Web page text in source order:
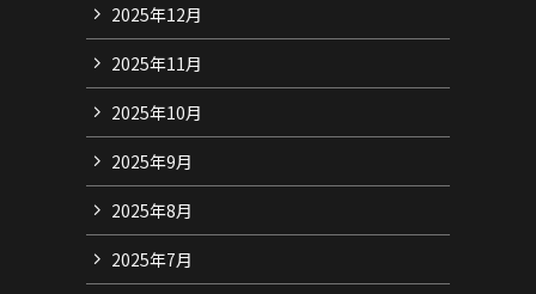
2025年12月
2025年11月
2025年10月
2025年9月
2025年8月
2025年7月